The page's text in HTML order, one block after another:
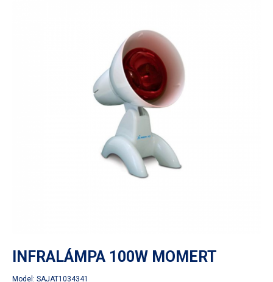
INFRALÁMPA 100W MOMERT
Model: SAJAT1034341